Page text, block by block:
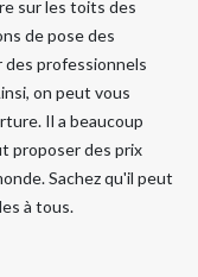
sur les toits des
de pose des
professionnels
on peut vous
Il a beaucoup
proposer des prix
Sachez qu'il peut
à tous.